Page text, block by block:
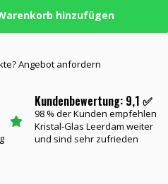
hinzufügen
Angebot anfordern
Kundenbewertung: 9,1 ✅
98 % der Kunden empfehlen
Kristal-Glas Leerdam weiter
und sind sehr zufrieden